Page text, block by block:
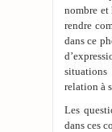
nombre
rendre
dans ce
situations
relation à
Les
dans ces